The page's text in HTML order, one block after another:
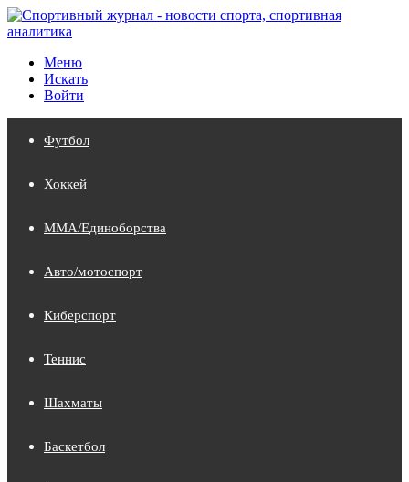
Меню
Искать
Войти
Футбол
Хоккей
MMA/Единоборства
Авто/мотоспорт
Киберспорт
Теннис
Шахматы
Баскетбол